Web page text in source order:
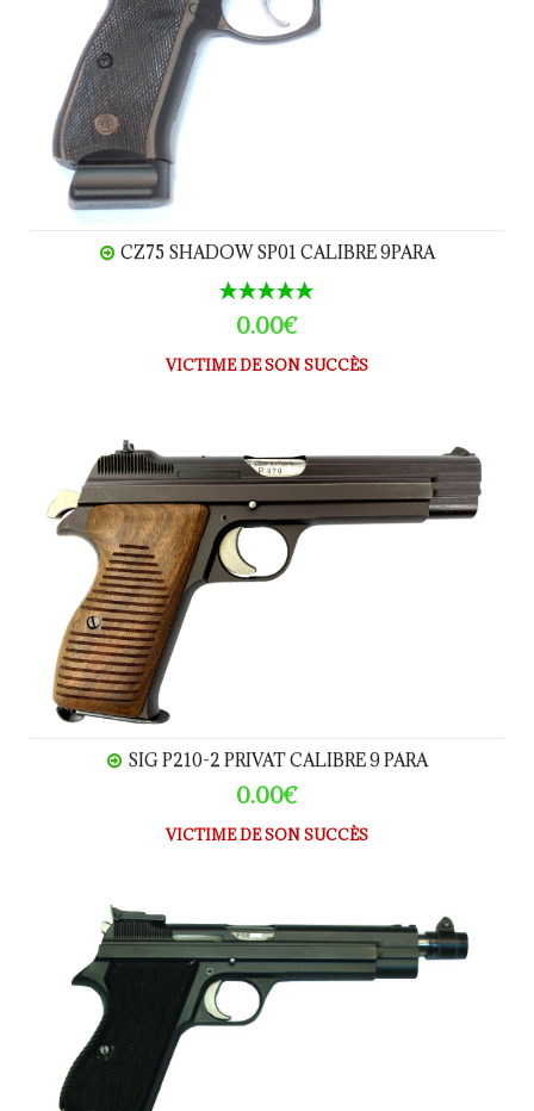
CZ75 SHADOW SP01 CALIBRE 9PARA
0.00€
VICTIME DE SON SUCCÈS
SIG P210-2 PRIVAT calibre 9 Para
SIG P210-2 PRIVAT CALIBRE 9 PARA
0.00€
VICTIME DE SON SUCCÈS
SIG P210-5 calibre 9 Para